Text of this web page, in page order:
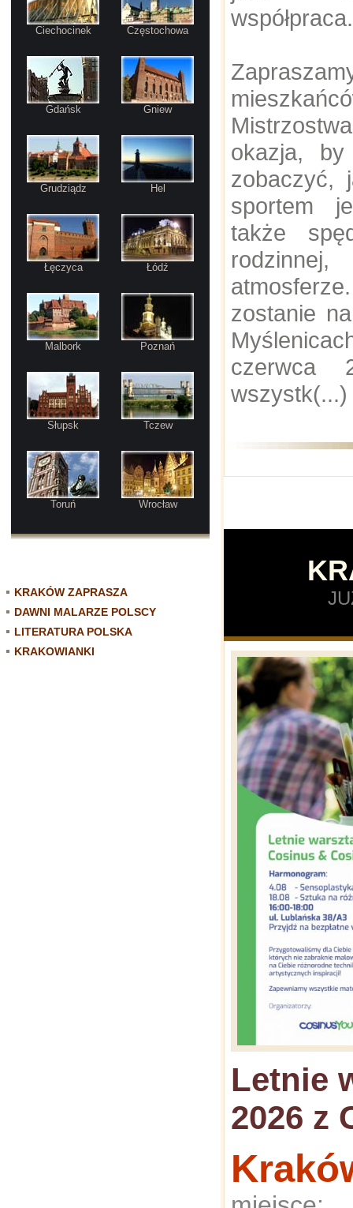
Ciechocinek Częstochowa
Gdańsk Gniew
Grudziądz Hel
Łęczyca Łódź
Malbork Poznań
Słupsk Tczew
Toruń Wrocław
KRAKÓW ZAPRASZA
DAWNI MALARZE POLSCY
LITERATURA POLSKA
KRAKOWIANKI
współpraca.
okazja,
zobaczyć,
sportem
także
zostanie
czerwca
Letnie
2026 z